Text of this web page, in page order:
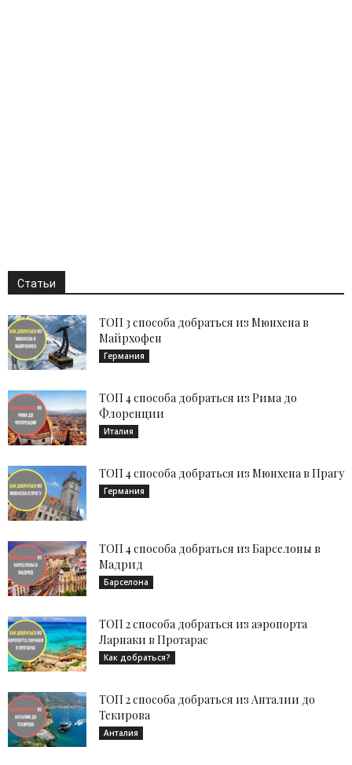
Статьи
ТОП 3 способа добраться из Мюнхена в
Майрхофен
Германия
ТОП 4 способа добраться из Рима до
Флоренции
Италия
ТОП 4 способа добраться из Мюнхена в Прагу
Германия
ТОП 4 способа добраться из Барселоны в
Мадрид
Барселона
ТОП 2 способа добраться из аэропорта
Ларнаки в Протарас
Как добраться?
ТОП 2 способа добраться из Анталии до
Текирова
Анталия